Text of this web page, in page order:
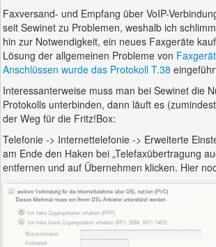
Faxversand- und Empfang über VoIP-
seit Sewinet zu Problemen, weshalb ich
hin zur Notwendigkeit, ein neues Faxgeräte
Lösung der allgemeinen Probleme von
Anschlüssen wurde das Protokoll T.38
Interessanterweise muss man bei Sewinet die
Protokolls unterbinden, dann läuft es
der Weg für die Fritz!Box:
Telefonie -> Internettelefonie -> Erweiterte
am Ende den Haken bei „Telefaxübertragung
entfernen und auf Übernehmen klicken. Hier